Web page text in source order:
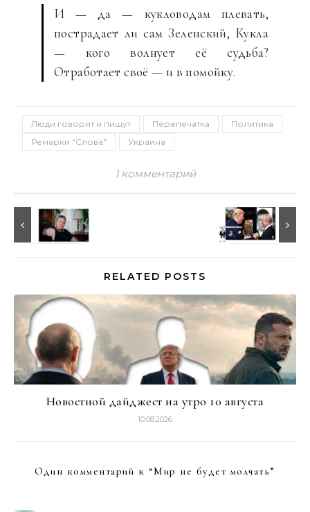
И — да — кукловодам плевать,
пострадает ли сам Зеленский, Кукла
— кого волнует её судьба?
Отработает своё — и в помойку.
Люди говорят и пишут Перепечатка
Политика
Ремарки "Слова"
Украина
1 комментарий
RELATED POSTS
Новостной дайджест на утро 10 августа
10.08.2026
Один комментарий к “Мир не будет молчать”